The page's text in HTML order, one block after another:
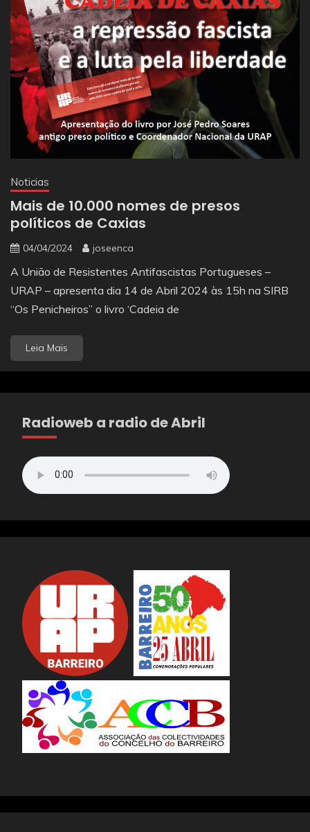
Noticias
Mais de 10.000 nomes de presos
políticos de Caxias
04/04/2024 joseenca
A União de Resistentes Antifascistas Portugueses –
URAP – apresenta dia 14 de Abril 2024 às 15h na SIRB
“Os Penicheiros” o livro ‘Cadeia de
Leia Mais
Radioweb a radio de Abril